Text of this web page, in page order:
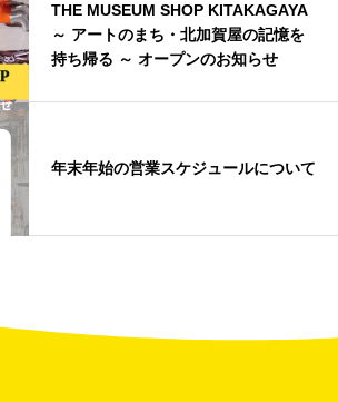
THE MUSEUM SHOP KITAKAGAYA
～ アートのまち・北加賀屋の記憶を
持ち帰る ～ オープンのお知らせ
年末年始の営業スケジュールについて